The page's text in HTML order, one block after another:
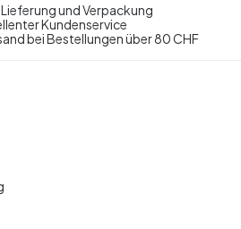
und Verpackung
Kundenservice
bei Bestellungen über 80 CHF